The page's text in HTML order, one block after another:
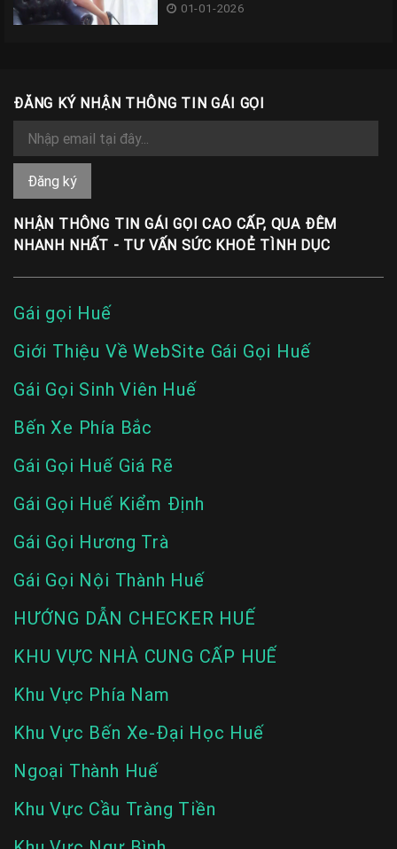
01-01-2026
ĐĂNG KÝ NHẬN THÔNG TIN GÁI GỌI
NHẬN THÔNG TIN GÁI GỌI CAO CẤP, QUA ĐÊM
NHANH NHẤT - TƯ VẤN SỨC KHOẺ TÌNH DỤC
Gái gọi Huế
Giới Thiệu Về WebSite Gái Gọi Huế
Gái Gọi Sinh Viên Huế
Bến Xe Phía Bắc
Gái Gọi Huế Giá Rẽ
Gái Gọi Huế Kiểm Định
Gái Gọi Hương Trà
Gái Gọi Nội Thành Huế
HƯỚNG DẪN CHECKER HUẾ
KHU VỰC NHÀ CUNG CẤP HUẾ
Khu Vực Phía Nam
Khu Vực Bến Xe-Đại Học Huế
Ngoại Thành Huế
Khu Vực Cầu Tràng Tiền